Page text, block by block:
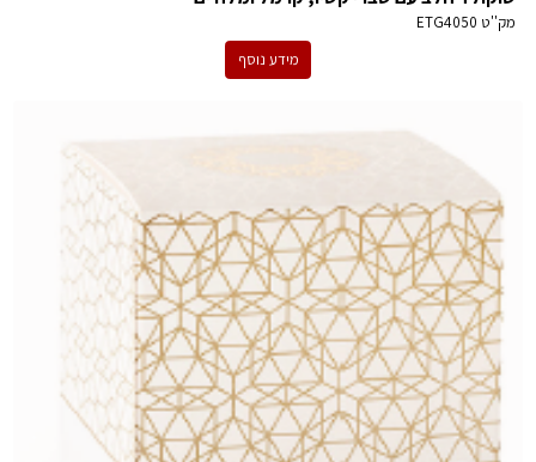
מק''ט ETG4050
מידע נוסף